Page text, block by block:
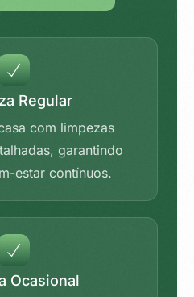
Regular
com limpezas
garantindo
estar contínuos.
Ocasional